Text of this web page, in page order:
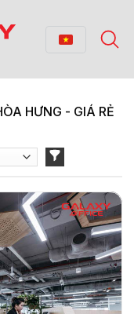
HƯNG - GIÁ RẺ